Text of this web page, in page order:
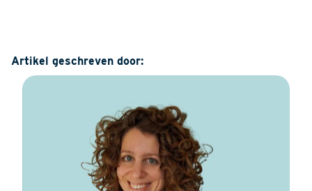
Uw vraag of opmerking
Artikel geschreven door: